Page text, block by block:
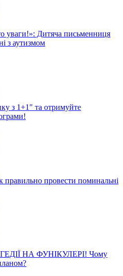
уваги!»: Дитяча письменниця
з аутизмом
з 1+1" та отримуйте
провести поминальні
НА ФУНІКУЛЕРІ! Чому